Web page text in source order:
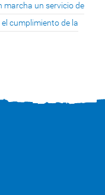
marcha un servicio de
cumplimiento de la